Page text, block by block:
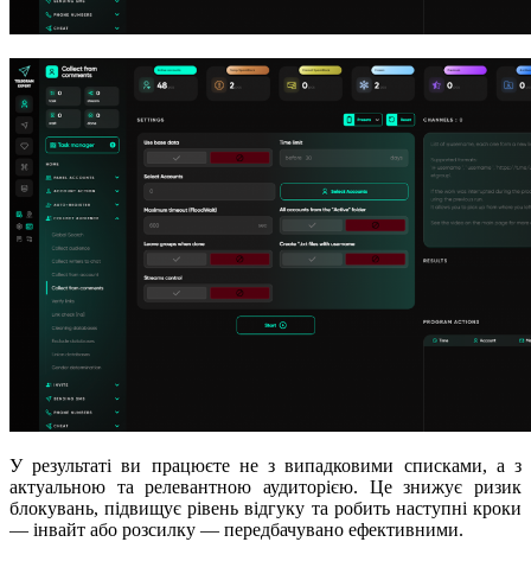
У результаті ви працюєте не з випадковими списками, а з
актуальною та релевантною аудиторією. Це знижує ризик
блокувань, підвищує рівень відгуку та робить наступні кроки
— інвайт або розсилку — передбачувано ефективними.